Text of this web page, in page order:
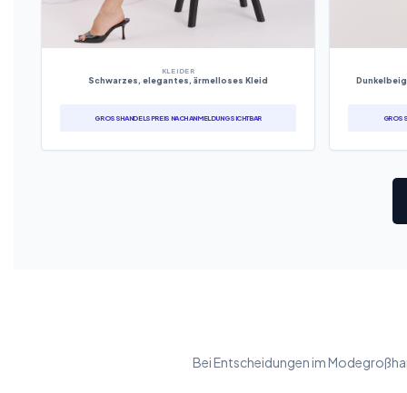
KLEIDER
Schwarzes, elegantes, ärmelloses Kleid
GROSSHANDELSPREIS NACH ANMELDUNG SICHTBAR
Bei Entscheidungen im